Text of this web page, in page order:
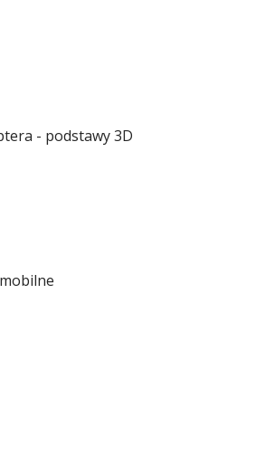
- podstawy 3D